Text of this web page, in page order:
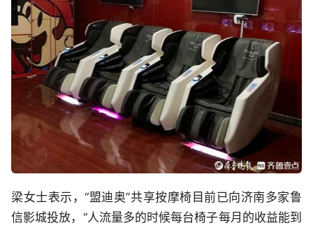
梁女士表示，“盟迪奥”共享按摩椅目前已向济南多家鲁
信影城投放，“人流量多的时候每台椅子每月的收益能到